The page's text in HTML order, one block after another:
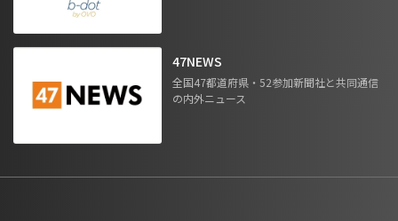
47NEWS
全国47都道府県・52参加新聞社と共同通信
の内外ニュース